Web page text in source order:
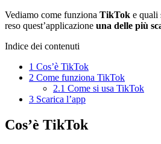
Vediamo come funziona TikTok e quali
reso quest’applicazione una delle più
Indice dei contenuti
1 Cos’è TikTok
2 Come funziona TikTok
2.1 Come si usa TikTok
3 Scarica l’app
Cos’è TikTok